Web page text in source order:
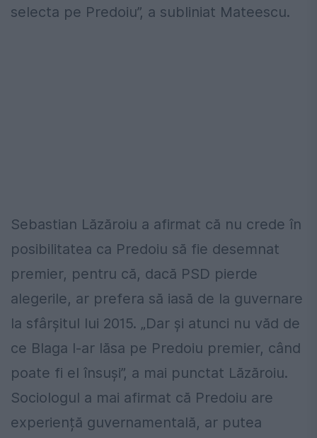
selecta pe Predoiu”, a subliniat Mateescu.
Sebastian Lăzăroiu a afirmat că nu crede în
posibilitatea ca Predoiu să fie desemnat
premier, pentru că, dacă PSD pierde
alegerile, ar prefera să iasă de la guvernare
la sfârșitul lui 2015. „Dar și atunci nu văd de
ce Blaga l-ar lăsa pe Predoiu premier, când
poate fi el însuși”, a mai punctat Lăzăroiu.
Sociologul a mai afirmat că Predoiu are
experiență guvernamentală, ar putea